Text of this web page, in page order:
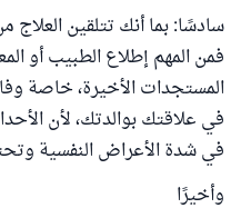
سادسًا: بما أنك تتلقين
فمن المهم إطلاع الطبيب أو
المستجدات الأخيرة، خاصة
في علاقتك بوالدتك، لأن
في شدة الأعراض النفسية
وأخيرًا